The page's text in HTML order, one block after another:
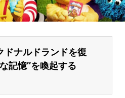
ドナルドランドを復
記憶”を喚起する